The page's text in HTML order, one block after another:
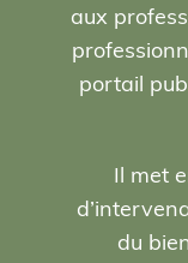
aux
portail
Il met
du